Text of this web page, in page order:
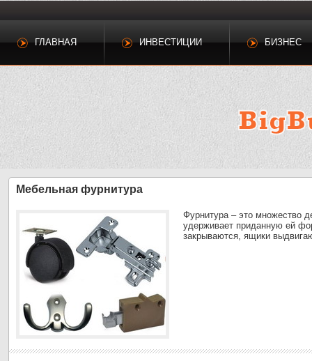
ГЛАВНАЯ ИНВЕСТИЦИИ БИЗНЕС
Мебельная фурнитура
Фурнитура – это множество
удерживает приданную ей
закрываются, ящики